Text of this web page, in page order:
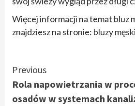
Więcej informacji na temat bluz
znajdziesz na stronie: bluzy
Continue
Reading
Previous
Rola napowietrzania w
osadów w systemach